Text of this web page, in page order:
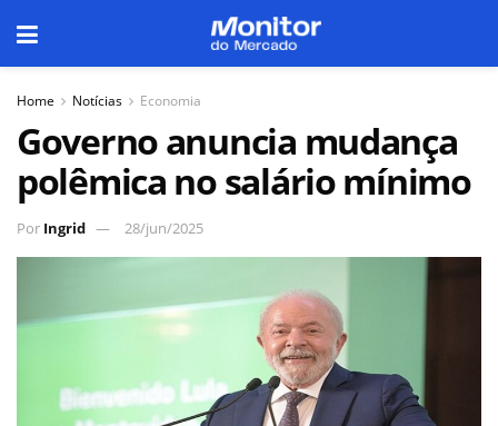
Home Notícias Economia
Governo anuncia mudança
polêmica no salário mínimo
Por Ingrid 28/jun/2025